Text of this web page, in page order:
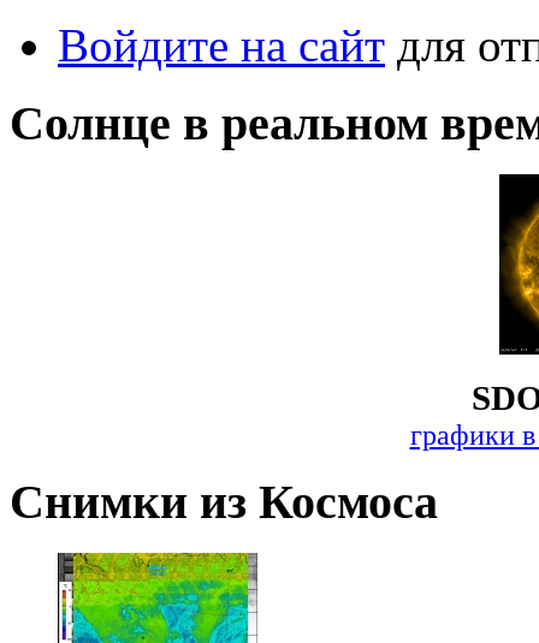
Войдите на сайт для
Солнце в реальном
графики
Снимки из Космоса